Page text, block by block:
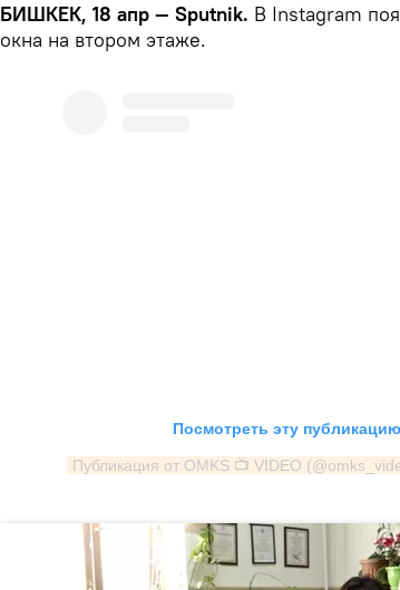
БИШКЕК, 18 апр — Sputnik. В Instagram
окна на втором этаже.
Посмотреть эту
Публикация от OMKS 📺 VIDEO